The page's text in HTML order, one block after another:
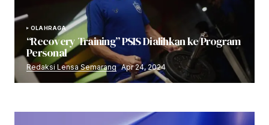
OLAHRAGA
“Recovery Training” PSIS Dialihkan ke Program
Personal
Redaksi Lensa Semarang Apr 24, 2024